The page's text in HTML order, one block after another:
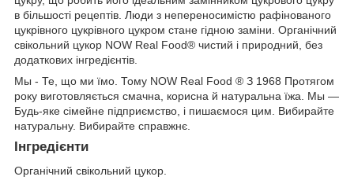
в більшості рецептів. Люди з непереносимістю рафінованого
цукрівного цукрівного цукром стане гідною заміни. Органічний
свікольний цукор NOW Real Food® чистий і природний, без
додаткових інгредієнтів.
Мы - Те, що ми їмо. Тому NOW Real Food ® З 1968 Протягом
року виготовляється смачна, корисна й натуральна їжа. Мы —
Будь-яке сімейне підприємство, і пишаємося цим. Вибирайте
натуральну. Вибирайте справжнє.
Інгредієнти
Органічний свікольний цукор.